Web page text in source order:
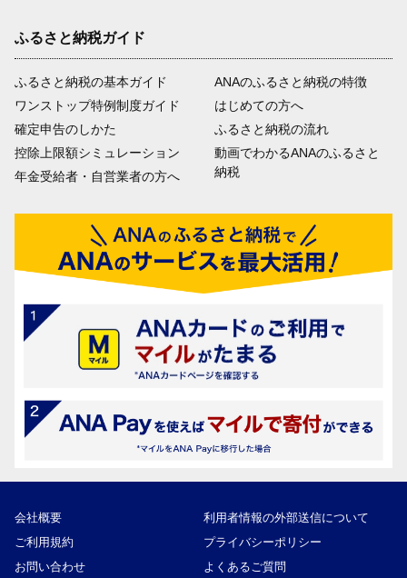
ふるさと納税ガイド
ふるさと納税の基本ガイド
ワンストップ特例制度ガイド
確定申告のしかた
控除上限額シミュレーション
年金受給者・自営業者の方へ
ANAのふるさと納税の特徴
はじめての方へ
ふるさと納税の流れ
動画でわかるANAのふるさと
納税
会社概要
利用者情報の外部送信について
ご利用規約
プライバシーポリシー
お問い合わせ
よくあるご質問